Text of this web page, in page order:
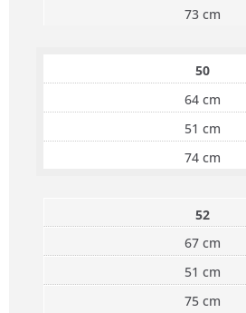
73 cm
50
64 cm
51 cm
74 cm
52
67 cm
51 cm
75 cm